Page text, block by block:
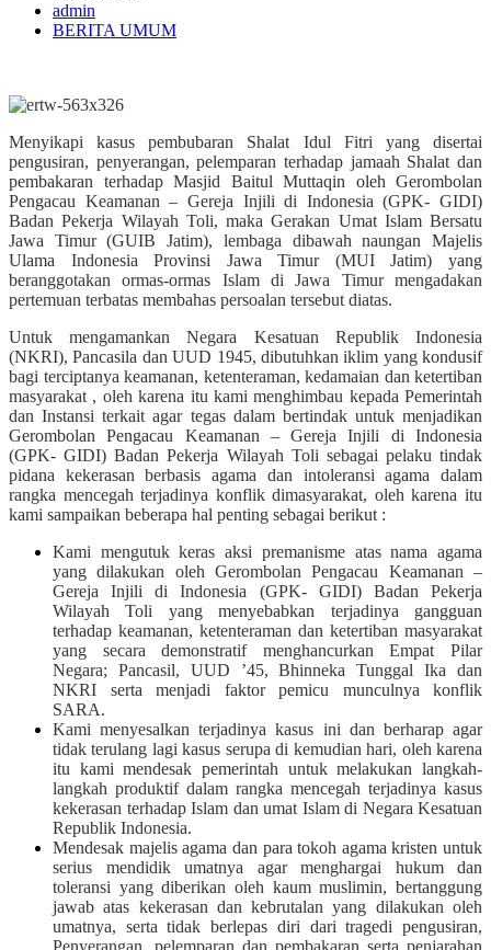
admin
BERITA UMUM
Menyikapi kasus pembubaran Shalat Idul Fitri yang disertai
pengusiran, penyerangan, pelemparan terhadap jamaah Shalat dan
pembakaran terhadap Masjid Baitul Muttaqin oleh Gerombolan
Pengacau Keamanan – Gereja Injili di Indonesia (GPK- GIDI)
Badan Pekerja Wilayah Toli, maka Gerakan Umat Islam Bersatu
Jawa Timur (GUIB Jatim), lembaga dibawah naungan Majelis
Ulama Indonesia Provinsi Jawa Timur (MUI Jatim) yang
beranggotakan ormas-ormas Islam di Jawa Timur mengadakan
pertemuan terbatas membahas persoalan tersebut diatas.
Untuk mengamankan Negara Kesatuan Republik Indonesia
(NKRI), Pancasila dan UUD 1945, dibutuhkan iklim yang kondusif
bagi terciptanya keamanan, ketenteraman, kedamaian dan ketertiban
masyarakat , oleh karena itu kami menghimbau kepada Pemerintah
dan Instansi terkait agar tegas dalam bertindak untuk menjadikan
Gerombolan Pengacau Keamanan – Gereja Injili di Indonesia
(GPK- GIDI) Badan Pekerja Wilayah Toli sebagai pelaku tindak
pidana kekerasan berbasis agama dan intoleransi agama dalam
rangka mencegah terjadinya konflik dimasyarakat, oleh karena itu
kami sampaikan beberapa hal penting sebagai berikut :
Kami mengutuk keras aksi premanisme atas nama agama
yang dilakukan oleh Gerombolan Pengacau Keamanan –
Gereja Injili di Indonesia (GPK- GIDI) Badan Pekerja
Wilayah Toli yang menyebabkan terjadinya gangguan
terhadap keamanan, ketenteraman dan ketertiban masyarakat
yang secara demonstratif menghancurkan Empat Pilar
Negara; Pancasil, UUD ’45, Bhinneka Tunggal Ika dan
NKRI serta menjadi faktor pemicu munculnya konflik
SARA.
Kami menyesalkan terjadinya kasus ini dan berharap agar
tidak terulang lagi kasus serupa di kemudian hari, oleh karena
itu kami mendesak pemerintah untuk melakukan langkah-
langkah produktif dalam rangka mencegah terjadinya kasus
kekerasan terhadap Islam dan umat Islam di Negara Kesatuan
Republik Indonesia.
Mendesak majelis agama dan para tokoh agama kristen untuk
serius mendidik umatnya agar menghargai hukum dan
toleransi yang diberikan oleh kaum muslimin, bertanggung
jawab atas kekerasan dan kebrutalan yang dilakukan oleh
umatnya, serta tidak berlepas diri dari tragedi pengusiran,
Penyerangan, pelemparan dan pembakaran serta penjarahan